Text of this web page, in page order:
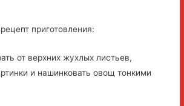
приготовления:
от верхних жухлых листьев,
и нашинковать овощ тонкими